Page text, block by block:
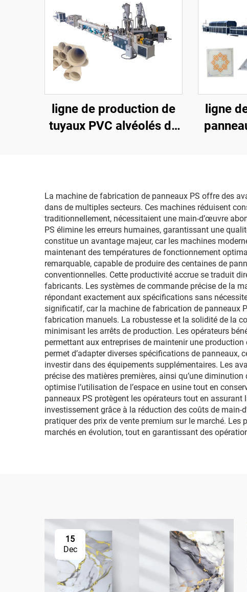
ligne de production de
tuyaux PVC alvéolés de
ligne
La machine de fabrication de panneaux PS offre des
dans de multiples secteurs. Ces machines réduisent
traditionnellement, nécessitaient une main-d’œuvre
PS élimine les erreurs humaines, garantissant une
constitue un avantage majeur, car les machines
maintenant des températures de fonctionnement
remarquable, capable de produire des centaines de
conventionnelles. Cette productivité accrue se traduit
fabricants. Les systèmes de commande précise de la
répondant exactement aux spécifications sans
significatif, car la machine de fabrication de panneaux
fabrication manuels. La robustesse et la solidité de la
minimisant les arrêts de production. Les opérateurs
permettant aux entreprises de maintenir une
permet d’adapter diverses spécifications de
investir dans des équipements supplémentaires. Les
précise des matières premières, ainsi qu’une
optimise l’utilisation de l’espace en usine tout en
panneaux PS protègent les opérateurs tout en
investissement grâce à la réduction des coûts de
pratiquer des prix de vente premium sur le marché.
marchés en évolution, tout en garantissant des
15
Dec